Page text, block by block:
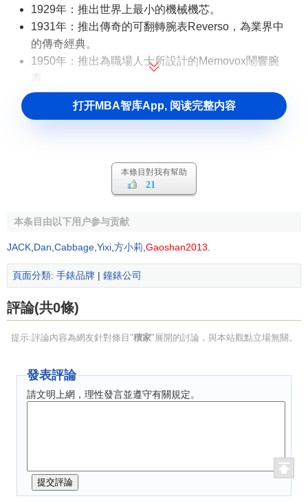
1929年：推出世界上最小的機械機芯。
1931年：推出傳奇的可翻轉腕表Reverso，為業界中
的傳奇經典。
1950年：推出為職場人士所設計的Memovox鬧響腕
表。
1958年：Geophysic碼表問世。
1992年：積家制定出最嚴格的腕表測試標準Master
2004年：推出世界“首創”配備球形陀飛輪機芯腕表
Gyrotourbillon I。該機芯的複雜程度為鐘錶製作樹立新
作為精品名錶的代言人，積家鐘錶共有40個專職分工和
20項尖端科技，兼顧每一個生產細節，研製出卓越出眾的腕
表。從世界上最小巧的款式到多功能複雜腕表，還有超薄手
錶及Atmos恆動空氣鐘，積家鐘錶獻給您最精緻細膩的腕表
Jaeger－LeCoultre
經典款式：
Reverso腕表是於1931年專為
檔腕表中罕見的經典之作。腕
Master Eight Days Perpetual：積家Master Control系列
打开MBA智库App, 阅读完整内容
本條目對我有幫助
21
本条目由以下用户参与贡献
JACK Dan Cabbage Yixi 方小莉 Gaoshan2013
頁面分類: 手錶品牌 | 鐘錶公司
評論(共0條)
提示:評論內容為網友針對條目"積家"展開的討論，與本站觀點立場無關。
發表評論
請文明上網，理性發言並遵守有關規定。